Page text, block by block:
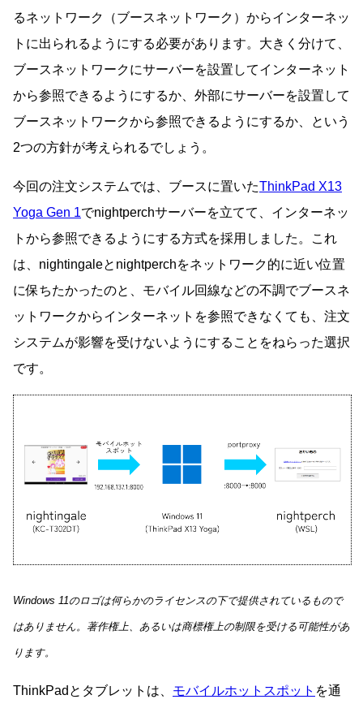
るネットワーク（ブースネットワーク）からインターネッ
トに出られるようにする必要があります。大きく分けて、
ブースネットワークにサーバーを設置してインターネット
から参照できるようにするか、外部にサーバーを設置して
ブースネットワークから参照できるようにするか、という
2つの方針が考えられるでしょう。
今回の注文システムでは、ブースに置いたThinkPad X13
Yoga Gen 1でnightperchサーバーを立てて、インターネッ
トから参照できるようにする方式を採用しました。これ
は、nightingaleとnightperchをネットワーク的に近い位置
に保ちたかったのと、モバイル回線などの不調でブースネ
ットワークからインターネットを参照できなくても、注文
システムが影響を受けないようにすることをねらった選択
です。
Windows 11のロゴは何らかのライセンスの下で提供されているもので
はありません。著作権上、あるいは商標権上の制限を受ける可能性があ
ります。
ThinkPadとタブレットは、 モバイルホットスポット を通